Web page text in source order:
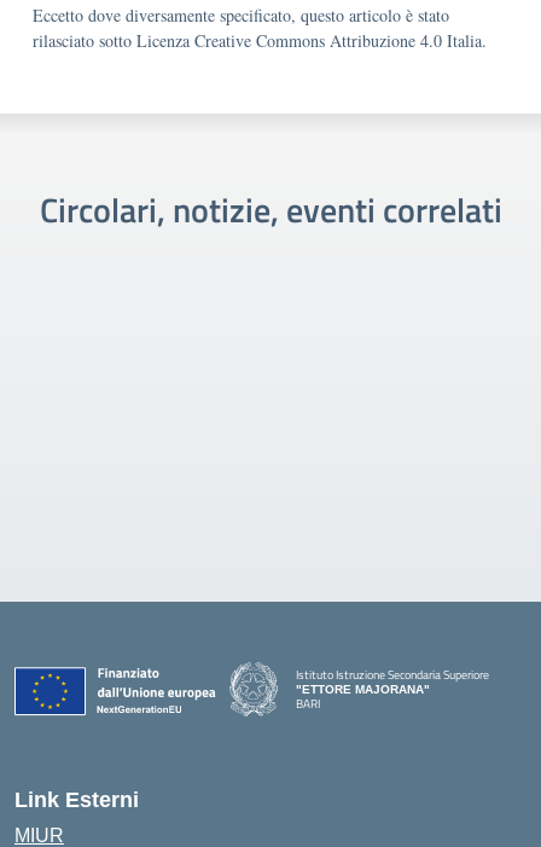
Eccetto dove diversamente specificato, questo articolo è stato
rilasciato sotto Licenza Creative Commons Attribuzione 4.0 Italia.
Circolari, notizie, eventi correlati
Istituto Istruzione Secondaria Superiore
"ETTORE MAJORANA"
BARI
Link Esterni
MIUR